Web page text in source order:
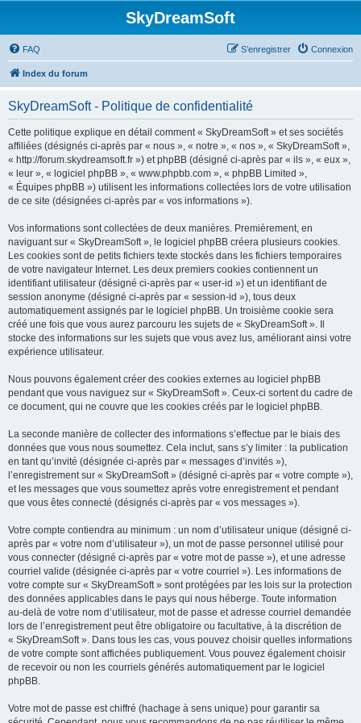
SkyDreamSoft
FAQ Connexion
S’enregistrer
Index du forum
SkyDreamSoft - Politique de confidentialité
Cette politique explique en détail comment « SkyDreamSoft » et ses sociétés
affiliées (désignés ci-après par « nous », « notre », « nos », « SkyDreamSoft »,
« http://forum.skydreamsoft.fr ») et phpBB (désigné ci-après par « ils », « eux »,
« leur », « logiciel phpBB », « www.phpbb.com », « phpBB Limited »,
« Équipes phpBB ») utilisent les informations collectées lors de votre utilisation
de ce site (désignées ci-après par « vos informations »).
Vos informations sont collectées de deux manières. Premièrement, en
naviguant sur « SkyDreamSoft », le logiciel phpBB créera plusieurs cookies.
Les cookies sont de petits fichiers texte stockés dans les fichiers temporaires
de votre navigateur Internet. Les deux premiers cookies contiennent un
identifiant utilisateur (désigné ci-après par « user-id ») et un identifiant de
session anonyme (désigné ci-après par « session-id »), tous deux
automatiquement assignés par le logiciel phpBB. Un troisième cookie sera
créé une fois que vous aurez parcouru les sujets de « SkyDreamSoft ». Il
stocke des informations sur les sujets que vous avez lus, améliorant ainsi votre
expérience utilisateur.
Nous pouvons également créer des cookies externes au logiciel phpBB
pendant que vous naviguez sur « SkyDreamSoft ». Ceux-ci sortent du cadre de
ce document, qui ne couvre que les cookies créés par le logiciel phpBB.
La seconde manière de collecter des informations s’effectue par le biais des
données que vous nous soumettez. Cela inclut, sans s’y limiter : la publication
en tant qu’invité (désignée ci-après par « messages d’invités »),
l’enregistrement sur « SkyDreamSoft » (désigné ci-après par « votre compte »),
et les messages que vous soumettez après votre enregistrement et pendant
que vous êtes connecté (désignés ci-après par « vos messages »).
Votre compte contiendra au minimum : un nom d’utilisateur unique (désigné ci-
après par « votre nom d’utilisateur »), un mot de passe personnel utilisé pour
vous connecter (désigné ci-après par « votre mot de passe »), et une adresse
courriel valide (désignée ci-après par « votre courriel »). Les informations de
votre compte sur « SkyDreamSoft » sont protégées par les lois sur la protection
des données applicables dans le pays qui nous héberge. Toute information
au-delà de votre nom d’utilisateur, mot de passe et adresse courriel demandée
lors de l’enregistrement peut être obligatoire ou facultative, à la discrétion de
« SkyDreamSoft ». Dans tous les cas, vous pouvez choisir quelles informations
de votre compte sont affichées publiquement. Vous pouvez également choisir
de recevoir ou non les courriels générés automatiquement par le logiciel
phpBB.
Votre mot de passe est chiffré (hachage à sens unique) pour garantir sa